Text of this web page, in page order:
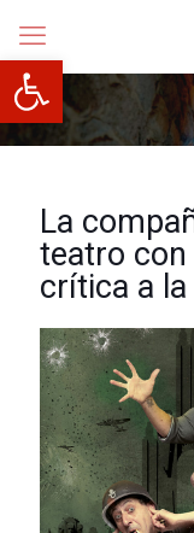
Abrir barra de
La
teatro
crítica a